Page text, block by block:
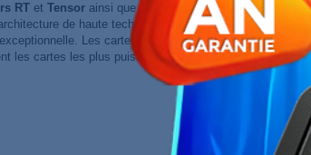
RT et Tensor ainsi que des multiprocesseurs de flux
de haute technologie dont l'unique objectif est
Les cartes graphiques NVIDIA GeForce
les cartes les plus puissantes jamais conçues par